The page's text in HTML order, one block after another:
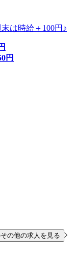
は時給＋100円♪
円
の他の求人を見る